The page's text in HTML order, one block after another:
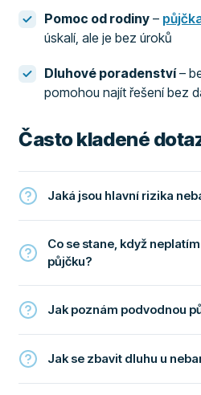
Pomoc od rodiny –
úskalí, ale je bez úroků
Dluhové poradenství–
pomohou najít řešení bez
Často kladené
Jaká jsou hlavní rizika
Co se stane, když
půjčku?
Jak poznám podvodnou
Jak se zbavit dluhu u